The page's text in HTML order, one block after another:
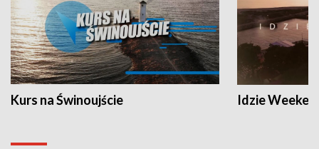
Kurs na Świnoujście Idzie